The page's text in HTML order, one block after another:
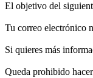
El objetivo del
Tu correo electrónico
Si quieres más
Queda prohibido